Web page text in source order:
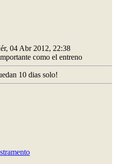
04 Abr 2012, 22:38
como el entreno
10 dias solo!